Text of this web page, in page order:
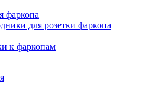
фаркопа
для розетки фаркопа
к фаркопам